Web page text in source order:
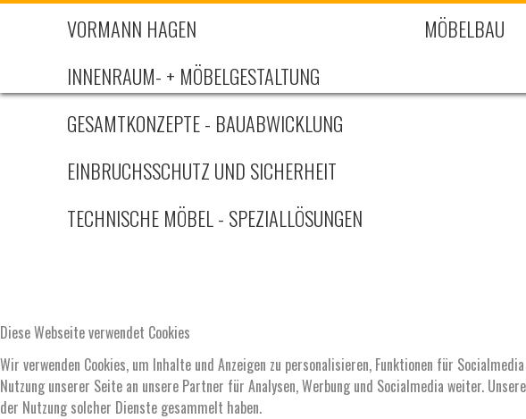
Diese Webseite verwendet Cookies
Wir verwenden Cookies, um Inhalte und Anzeigen zu personalisieren, Funktionen für
Nutzung unserer Seite an unsere Partner für Analysen, Werbung und Socialmedia weiter.
der Nutzung solcher Dienste gesammelt haben.
VORMANN HAGEN MÖBELBAU
INNENRAUM- + MÖBELGESTALTUNG
GESAMTKONZEPTE - BAUABWICKLUNG
EINBRUCHSSCHUTZ UND SICHERHEIT
TECHNISCHE MÖBEL - SPEZIALLÖSUNGEN